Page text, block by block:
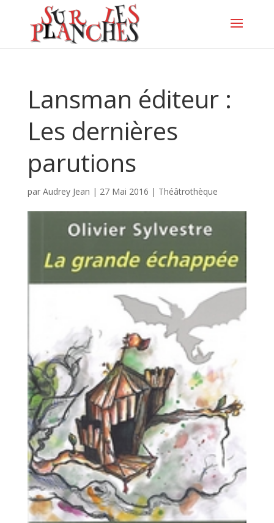
Lansman éditeur :
Les dernières
parutions
par Audrey Jean | 27 Mai 2016 | Théâtrothèque